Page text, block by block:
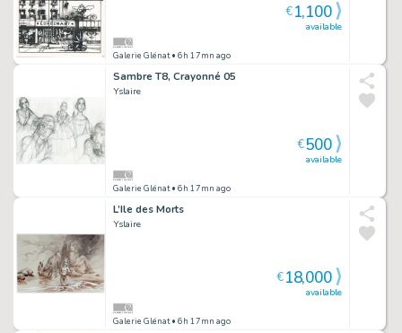
Galerie Glénat• 6h 17mn ago
available
€1,100
Sambre T8, Crayonné 05
Yslaire
Galerie Glénat• 6h 17mn ago
available
€500
L’Ile des Morts
Yslaire
Galerie Glénat• 6h 17mn ago
available
€18,000